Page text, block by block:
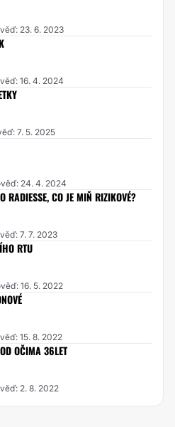
23. 6. 2023
16. 4. 2024
7. 5. 2025
24. 4. 2024
RADIESSE, CO JE MIŇ RIZIKOVÉ?
7. 7. 2023
RTU
16. 5. 2022
15. 8. 2022
OČIMA 36LET
2. 8. 2022